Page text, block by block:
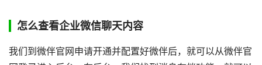
怎么查看企业微信聊天内容
我们到微伴官网申请开通并配置好微伴后，就可以从微伴官